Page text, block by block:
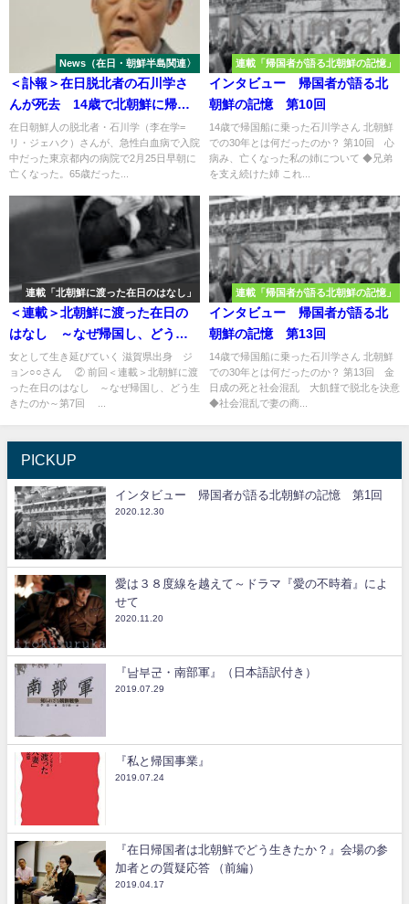
News（在日・朝鮮半島関連〉
＜訃報＞在日脱北者の石川学さ
んが死去 14歳で北朝鮮に帰
国 波乱万丈の人生65年 北朝
鮮政府相手に裁判闘争も
在日朝鮮人の脱北者・石川学（李在学=
リ・ジェハク）さんが、急性白血病で入院
中だった東京都内の病院で2月25日早朝に
亡くなった。65歳だった...
連載「帰国者が語る北朝鮮の記憶」
インタビュー 帰国者が語る北
朝鮮の記憶 第10回
14歳で帰国船に乗った石川学さん 北朝鮮
での30年とは何だったのか？ 第10回 心
病み、亡くなった私の姉について ◆兄弟
を支え続けた姉 これ...
連載「北朝鮮に渡った在日のはなし」
＜連載＞北朝鮮に渡った在日の
はなし ～なぜ帰国し、どう生
きたのか～第8回
女として生き延びていく 滋賀県出身 ジ
ョン○○さん ② 前回＜連載＞北朝鮮に渡
った在日のはなし ～なぜ帰国し、どう生
きたのか～第7回 ...
連載「帰国者が語る北朝鮮の記憶」
インタビュー 帰国者が語る北
朝鮮の記憶 第13回
14歳で帰国船に乗った石川学さん 北朝鮮
での30年とは何だったのか？ 第13回 金
日成の死と社会混乱 大飢饉で脱北を決意
◆社会混乱で妻の商...
PICKUP
インタビュー 帰国者が語る北朝鮮の記憶 第1回
2020.12.30
愛は３８度線を越えて～ドラマ『愛の不時着』によ
せて
2020.11.20
『남부군・南部軍』（日本語訳付き）
2019.07.29
『私と帰国事業』
2019.07.24
『在日帰国者は北朝鮮でどう生きたか？』会場の参
加者との質疑応答 （前編）
2019.04.17